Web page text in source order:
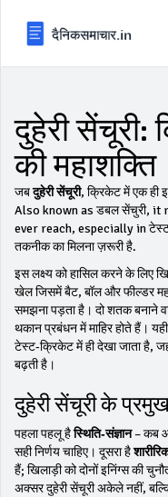
दुहेरी
की महाशक्ति
जबदुहेरी सेंचूरी, क्रिकेट में एक ही
Also known as डबल सेंचुरी, it
ever reach, especially in
तकनीक का मिलना ज़रूरी है.
इस लक्ष्य को हासिल करने के लिए
खेल जिसमें बैट, बॉल और फील्डर
समझना पड़ता है। दो शतक बनाने
थकान प्रबंधन में माहिर होते हैं।
टेस्ट‑क्रिकेट में ही देखा जाता है,
बढ़ती है।
दुहेरी सेंचूरी के
पहला पहलू हैस्थिति‑संज्ञान– कब
सही निर्णय चाहिए। दूसरा है
हैं; खिलाड़ी को दोनों इनिंग्स की
अक्सर दुहेरी सेंचूरी अकेले नहीं,